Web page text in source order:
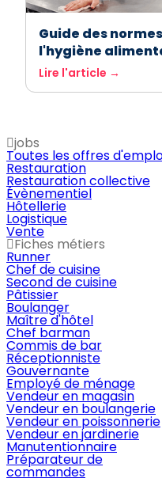
Guide des
l'hygiène
Lire l'article →
jobs
Toutes les offres
Restauration
Restauration collective
Évènementiel
Hôtellerie
Logistique
Vente
Fiches métiers
Runner
Chef de cuisine
Second de cuisine
Pâtissier
Boulanger
Maître d'hôtel
Chef barman
Commis de bar
Réceptionniste
Gouvernante
Employé de ménage
Vendeur en magasin
Vendeur en boulangerie
Vendeur en poissonnerie
Vendeur en jardinerie
Manutentionnaire
Préparateur de
commandes